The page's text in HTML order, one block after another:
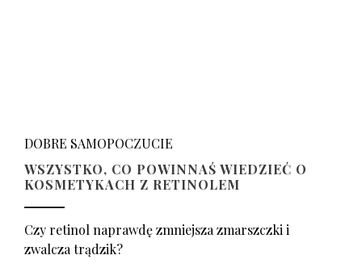
DOBRE SAMOPOCZUCIE
WSZYSTKO, CO POWINNAŚ WIEDZIEĆ O
KOSMETYKACH Z RETINOLEM
Czy retinol naprawdę zmniejsza zmarszczki i
zwalcza trądzik?